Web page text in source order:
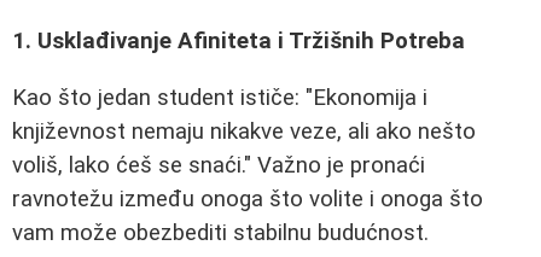
1. Usklađivanje Afiniteta i Tržišnih Potreba
Kao što jedan student ističe: "Ekonomija i
književnost nemaju nikakve veze, ali ako nešto
voliš, lako ćeš se snaći." Važno je pronaći
ravnotežu između onoga što volite i onoga što
vam može obezbediti stabilnu budućnost.